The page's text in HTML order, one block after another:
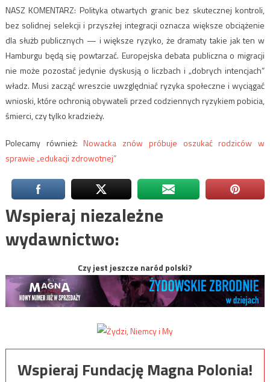
NASZ KOMENTARZ: Polityka otwartych granic bez skutecznej kontroli,
bez solidnej selekcji i przyszłej integracji oznacza większe obciążenie
dla służb publicznych — i większe ryzyko, że dramaty takie jak ten w
Hamburgu będą się powtarzać. Europejska debata publiczna o migracji
nie może pozostać jedynie dyskusją o liczbach i „dobrych intencjach”
władz. Musi zacząć wreszcie uwzględniać ryzyka społeczne i wyciągać
wnioski, które ochronią obywateli przed codziennych ryzykiem pobicia,
śmierci, czy tylko kradzieży.
Polecamy również:Nowacka znów próbuje oszukać rodziców w
sprawie „edukacji zdrowotnej”
Wspieraj niezależne
wydawnictwo:
Czy jest jeszcze naród polski?
Wspieraj Fundację Magna Polonia!